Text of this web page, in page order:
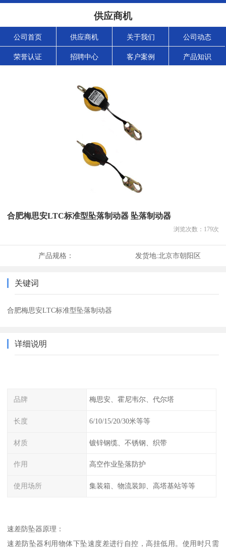
供应商机
公司首页 供应商机 关于我们 公司动态
荣誉认证 招聘中心 客户案例 产品知识
合肥梅思安LTC标准型坠落制动器 坠落制动器
浏览次数： 179次
产品规格： 发货地:北京市朝阳区
关键词
合肥梅思安LTC标准型坠落制动器
详细说明
品牌 梅思安、霍尼韦尔、代尔塔
长度 6/10/15/20/30米等等
材质 镀锌钢缆、不锈钢、织带
作用 高空作业坠落防护
使用场所 集装箱、物流装卸、高塔基站等等
速差防坠器原理：
速差防坠器利用物体下坠速度差进行自控，高挂低用。使用时只需